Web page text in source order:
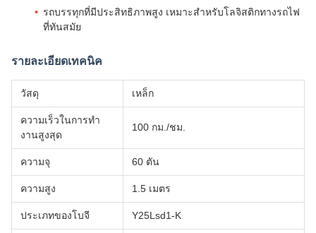
รถบรรทุกที่มีประสิทธิภาพสูง เหมาะสําหรับโลจิสติกทางรถไฟ
ที่ทันสมัย
รายละเอียดเทคนิค
วัสดุ เหล็ก
ความเร็วในการทํา
งานสูงสุด
100 กม./ชม.
ความจุ 60 ตัน
ความสูง 1.5 เมตร
ประเภทของโบจี Y25Lsd1-K